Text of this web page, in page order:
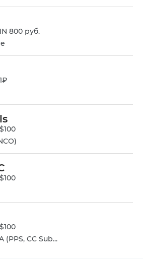
800 руб.
(PPS, CC Sub...